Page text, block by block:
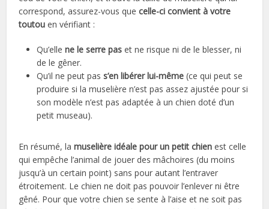
correspond, assurez-vous quecelle-ci convient à votre
toutou en vérifiant :
Qu’ellene le serre pas et ne risque ni de le blesser, ni
de le gêner.
Qu’il ne peut pass’en libérer lui-même (ce qui peut se
produire si la muselière n’est pas assez ajustée pour si
son modèle n’est pas adaptée à un chien doté d’un
petit museau).
En résumé, lamuselière idéale pour un petit chien est celle
qui empêche l’animal de jouer des mâchoires (du moins
jusqu’à un certain point) sans pour autant l’entraver
étroitement. Le chien ne doit pas pouvoir l’enlever ni être
gêné. Pour que votre chien se sente à l’aise et ne soit pas